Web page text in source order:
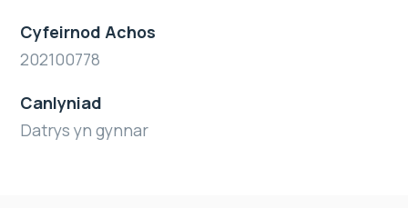
Cyfeirnod Achos
202100778
Canlyniad
Datrys yn gynnar